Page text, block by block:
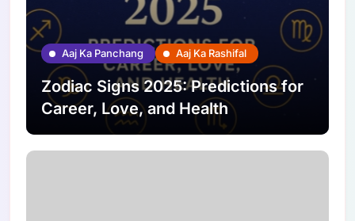
Aaj Ka Panchang Aaj Ka Rashifal
Zodiac Signs 2025: Predictions for
Career, Love, and Health